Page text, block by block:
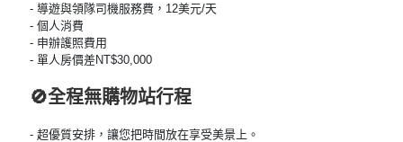
- 導遊與領隊司機服務費，12美元/天
- 個人消費
- 申辦護照費用
- 單人房價差NT$30,000
🚫全程無購物站行程
- 超優質安排，讓您把時間放在享受美景上。